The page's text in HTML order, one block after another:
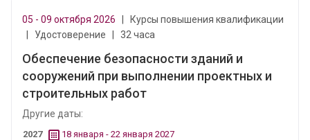
05 - 09 октября 2026
Курсы повышения квалификации
Удостоверение 32 часа
Обеспечение безопасности зданий и
сооружений при выполнении проектных и
строительных работ
Другие даты:
2027
18 января - 22 января 2027